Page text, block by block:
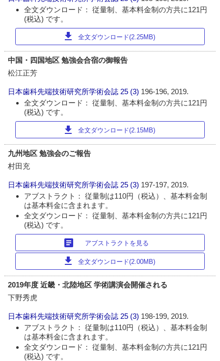
全文ダウンロード： 従量制、基本料金制の方共に121円
(税込) です。
download 全文ダウンロード(2.25MB)
中国・四国地区 勉強会合宿の御報告
松江正芳
日本歯科先端技術研究所学術会誌 25 (3) 196-196, 2019.
全文ダウンロード： 従量制、基本料金制の方共に121円
(税込) です。
download 全文ダウンロード(2.15MB)
九州地区 勉強会のご報告
村田充
日本歯科先端技術研究所学術会誌 25 (3) 197-197, 2019.
アブストラクト： 従量制は110円（税込）、基本料金制
は基本料金に含まれます。
全文ダウンロード： 従量制、基本料金制の方共に121円
(税込) です。
article アブストラクトを見る
download 全文ダウンロード(2.00MB)
2019年度 近畿・北陸地区 学術講演会開催される
下野秀虎
日本歯科先端技術研究所学術会誌 25 (3) 198-199, 2019.
アブストラクト： 従量制は110円（税込）、基本料金制
は基本料金に含まれます。
全文ダウンロード： 従量制、基本料金制の方共に121円
(税込) です。